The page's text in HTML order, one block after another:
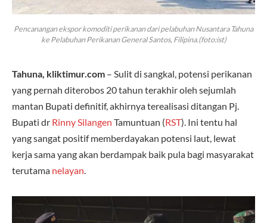
Pencanangan ekspor komoditi perikanan dari pelabuhan Nusantara Tahuna
ke Pelabuhan Perikanan General Santos, Filipina.(foto:ist)
Tahuna, kliktimur.com – Sulit di sangkal, potensi perikanan
yang pernah diterobos 20 tahun terakhir oleh sejumlah
mantan Bupati definitif, akhirnya terealisasi ditangan Pj.
Bupati dr Rinny Silangen Tamuntuan (RST). Ini tentu hal
yang sangat positif memberdayakan potensi laut, lewat
kerja sama yang akan berdampak baik pula bagi masyarakat
terutama nelayan.